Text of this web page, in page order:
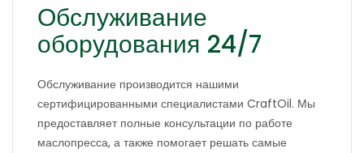
Обслуживание
оборудования 24/7
Обслуживание производится нашими
сертифицированными специалистами CraftOil. Мы
предоставляет полные консультации по работе
маслопресса, а также помогает решать самые